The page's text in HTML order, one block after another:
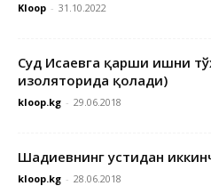
Kloop - 31.10.2022
Суд Исаевга қарши ишни
изоляторида қолади)
kloop.kg - 29.06.2018
Шадиевнинг устидан
kloop.kg - 28.06.2018